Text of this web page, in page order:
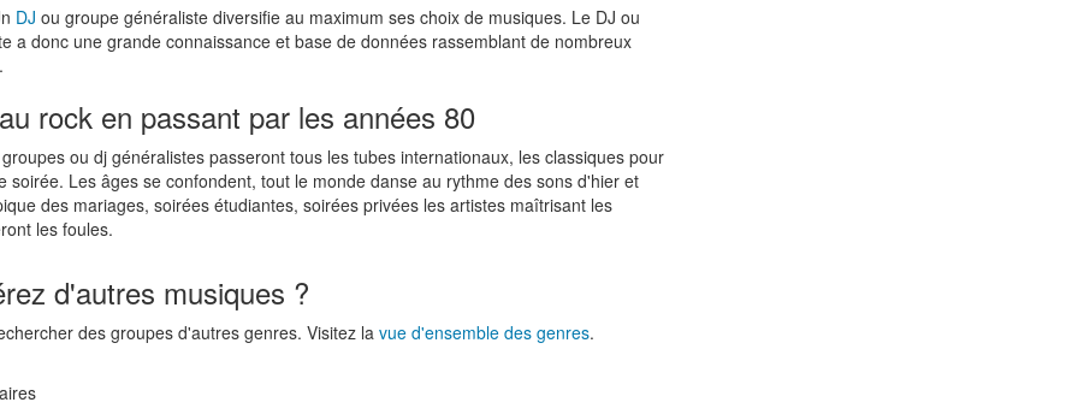
DJ ou groupe généraliste diversifie au maximum ses choix de musiques. Le DJ ou
a donc une grande connaissance et base de données rassemblant de nombreux
rock en passant par les années 80
ou dj généralistes passeront tous les tubes internationaux, les classiques pour
soirée. Les âges se confondent, tout le monde danse au rythme des sons d'hier et
des mariages, soirées étudiantes, soirées privées les artistes maîtrisant les
les foules.
d'autres musiques ?
des groupes d'autres genres. Visitez la vue d'ensemble des genres.